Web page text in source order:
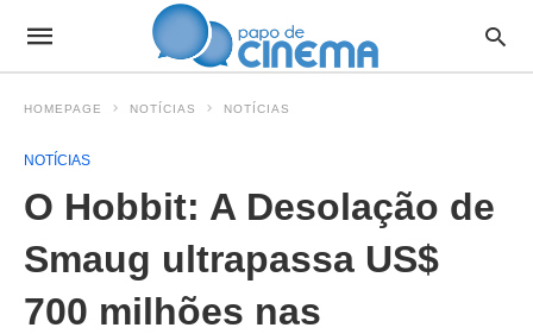
HOMEPAGE NOTÍCIAS NOTÍCIAS
NOTÍCIAS
O Hobbit: A Desolação de
Smaug ultrapassa US$
700 milhões nas